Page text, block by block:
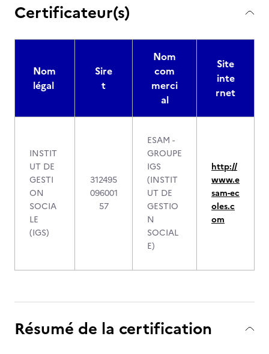
Certificateur(s)
Nom
légal
Sire
t
Nom
com
merci
al
Site
inte
rnet
INSTIT
UT DE
GESTI
ON
SOCIA
LE
(IGS)
312495
096001
57
ESAM -
GROUPE
IGS
(INSTIT
UT DE
GESTIO
N
SOCIAL
E)
http://
www.e
sam-ec
oles.c
om
Résumé de la certification